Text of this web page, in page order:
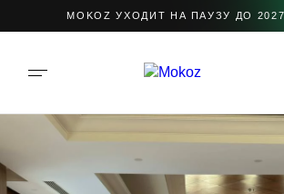
MOKOZ УХОДИТ НА ПАУЗУ ДО